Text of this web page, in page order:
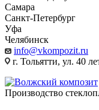
Самара
Санкт-Петербург
Уфа
Челябинск
info@vkompozit.ru
г. Тольятти, ул. 40
Производство